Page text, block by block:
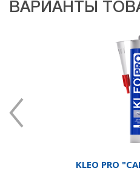
ВАРИАНТЫ
KLEO PRO